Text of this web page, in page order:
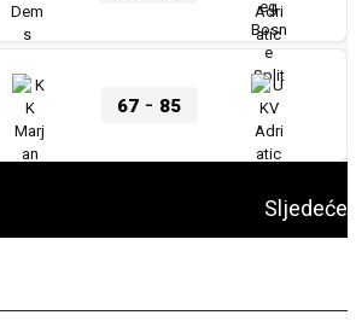
67 - 85
Sljedeće